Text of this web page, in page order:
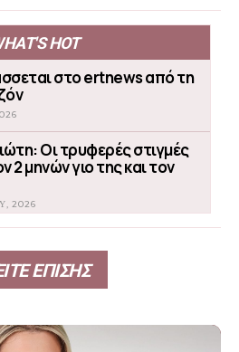
HOT
στο ertnews από τη
Οι τρυφερές στιγμές
2 μηνών γιο της και τον
2026
ΕΠΙΣΗΣ